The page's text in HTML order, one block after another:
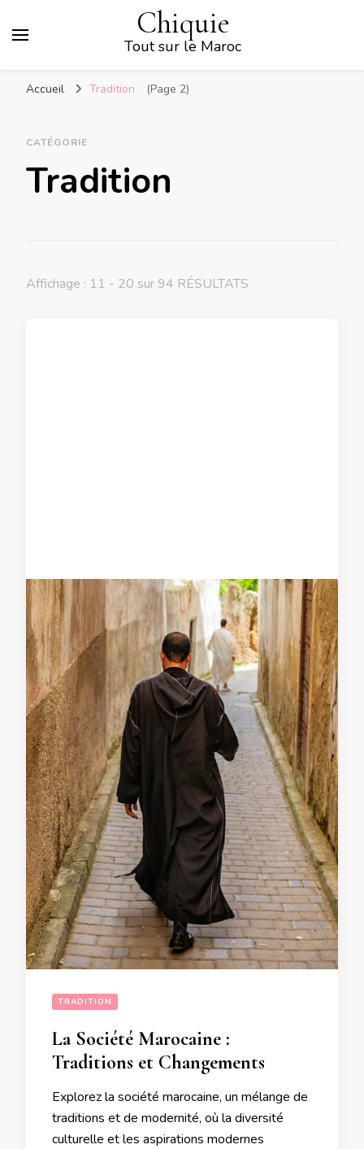
Chiquie
Tout sur le Maroc
Accueil Tradition (Page 2)
CATÉGORIE
Tradition
Affichage : 11 - 20 sur 94 RÉSULTATS
TRADITION
La Société Marocaine :
Traditions et Changements
Explorez la société marocaine, un mélange de
traditions et de modernité, où la diversité
culturelle et les aspirations modernes